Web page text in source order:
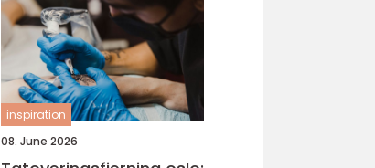
inspiration
08. June 2026